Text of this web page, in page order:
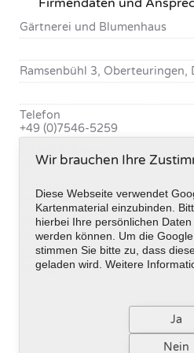
Gärtnerei und Blumenhaus
Ramsenbühl 3, Oberteuringen,
Telefon
+49 (0)7546-5259
gaertnerei.haug@gmx.de
https://www.gaertnerei-
Ansprechpartner/in
Uwe Haug
Telefon-Durchwahl
+49 (0)7546-5259
Wir brauchen Ihre
Diese Webseite verwendet
Kartenmaterial einzubinden.
hierbei Ihre persönlichen
werden können. Um die
stimmen Sie bitte zu, dass
geladen wird. Weitere